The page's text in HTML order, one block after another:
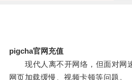
pigcha官网充值
现代人离不开网络，但面对网
网页加载缓慢、视频卡顿等问题。